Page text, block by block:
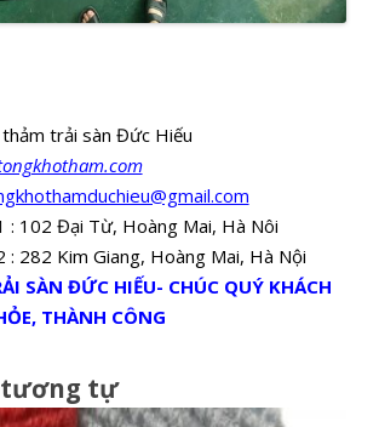
trải sàn Đức Hiếu
: 102 Đại Từ, Hoàng Mai, Hà Nôi
: 282 Kim Giang, Hoàng Mai, Hà Nội
SÀN ĐỨC HIẾU- CHÚC QUÝ KHÁCH
THÀNH CÔNG
tương tự